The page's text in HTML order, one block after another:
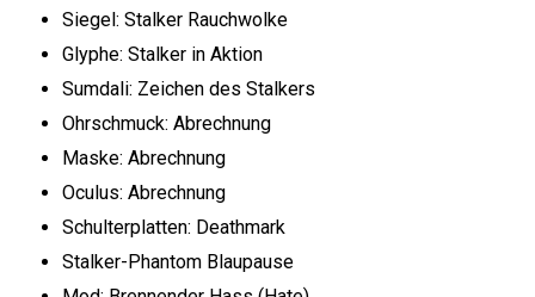
Siegel: Stalker Rauchwolke
Glyphe: Stalker in Aktion
Sumdali: Zeichen des Stalkers
Ohrschmuck: Abrechnung
Maske: Abrechnung
Oculus: Abrechnung
Schulterplatten: Deathmark
Stalker-Phantom Blaupause